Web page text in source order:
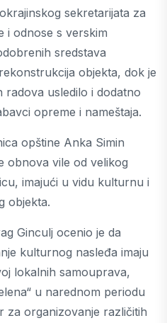
sekretarijata za
i odnose s verskim
sredstava
objekta, dok je
usledilo i dodatno
opreme i nameštaja.
opštine Anka Simin
obnova vile od velikog
imajući u vidu kulturnu i
objekta.
Ginculj ocenio je da
kulturnog nasleđa imaju
lokalnih samouprava,
u narednom periodu
za organizovanje različitih